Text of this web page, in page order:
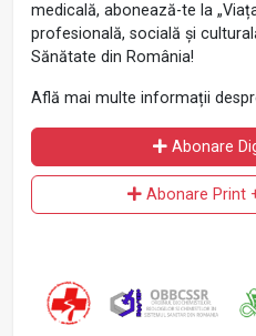
medicală, abonează-te la
profesională, socială și
Sănătate din România!
Află mai multe informații
Abonare
Abonare Print